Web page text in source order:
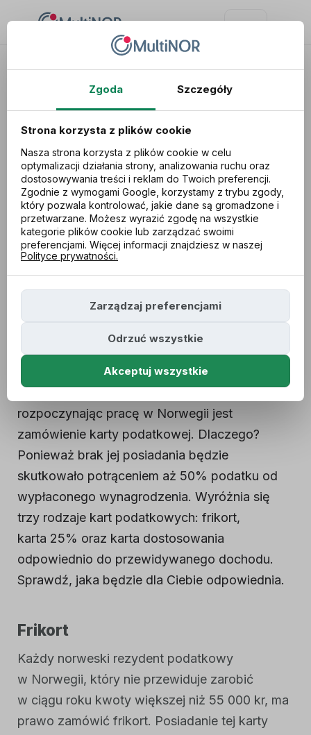
Kildeskatt - zrezygnuj z
karty 25% i odzyskaj
pieniądze
rozpoczynając pracę w Norwegii jest
zamówienie karty podatkowej. Dlaczego?
Ponieważ brak jej posiadania będzie
skutkowało potrąceniem aż 50% podatku od
wypłaconego wynagrodzenia. Wyróżnia się
trzy rodzaje kart podatkowych: frikort,
karta 25% oraz karta dostosowania
odpowiednio do przewidywanego dochodu.
Sprawdź, jaka będzie dla Ciebie odpowiednia.
Frikort
Każdy norweski rezydent podatkowy
w Norwegii, który nie przewiduje zarobić
w ciągu roku kwoty większej niż 55 000 kr, ma
prawo zamówić frikort. Posiadanie tej karty
Zgoda Szczegóły
Strona korzysta z plików cookie
Nasza strona korzysta z plików cookie w celu
optymalizacji działania strony, analizowania ruchu oraz
dostosowywania treści i reklam do Twoich preferencji.
Zgodnie z wymogami Google, korzystamy z trybu zgody,
który pozwala kontrolować, jakie dane są gromadzone i
przetwarzane. Możesz wyrazić zgodę na wszystkie
kategorie plików cookie lub zarządzać swoimi
preferencjami. Więcej informacji znajdziesz w naszej
Polityce prywatności.
Zarządzaj preferencjami
Odrzuć wszystkie
Akceptuj wszystkie